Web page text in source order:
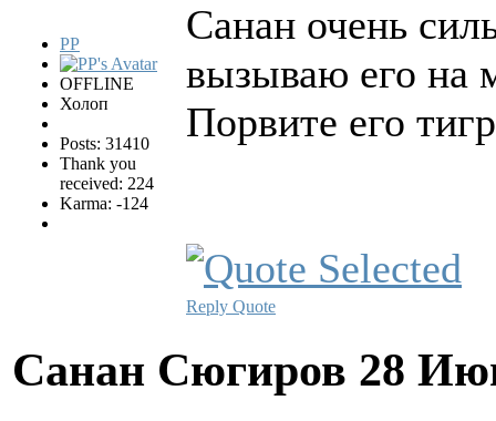
PP
OFFLINE
Холоп
Posts: 31410
Thank you
received: 224
Karma: -124
Санан очень
вызываю его на
Порвите его
Reply Quote
Санан Сюгиров 28